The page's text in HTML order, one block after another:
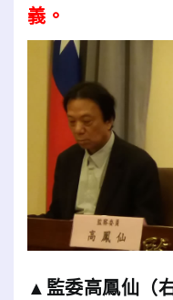
義。
▲監委高鳳仙（